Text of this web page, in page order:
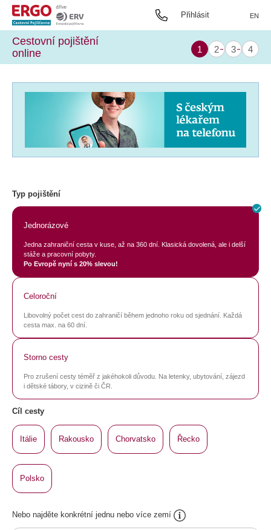
Přihlásit EN
Cestovní pojištění
online
Typ pojištění
Jednorázové
Jedna zahraniční cesta v kuse, až na 360 dní. Klasická dovolená, ale i delší
stáže a pracovní pobyty.
Po Evropě nyní s 20% slevou!
Celoroční
Libovolný počet cest do zahraničí během jednoho roku od sjednání. Každá
cesta max. na 60 dní.
Storno cesty
Pro zrušení cesty téměř z jakéhokoli důvodu. Na letenky, ubytování, zájezd
i dětské tábory, v cizině či ČR.
Cíl cesty
Itálie Rakousko Chorvatsko Řecko
Polsko
Nebo najděte konkrétní jednu nebo více zemí